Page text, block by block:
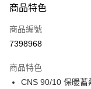
信用卡一次付款
LINE Pay
悠遊付
商品特色
商品編號
7398968
商品特色
CNS 90/10 保暖蓄